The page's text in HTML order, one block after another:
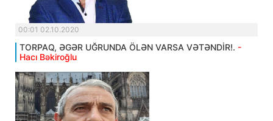
00:01 02.10.2020
TORPAQ, ƏGƏR UĞRUNDA ÖLƏN VARSA VƏTƏNDİR!. -
Hacı Bəkiroğlu